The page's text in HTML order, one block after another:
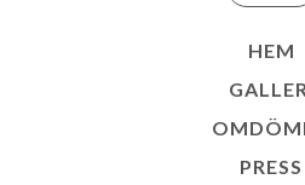
HEM
PRESS